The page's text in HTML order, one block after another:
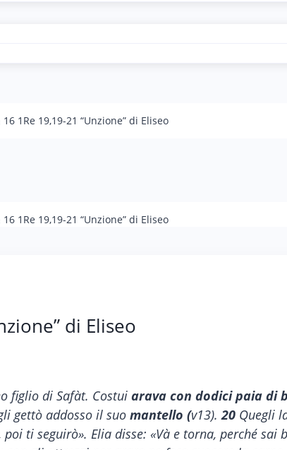
1Re 19,19-21 “Unzione” di Eliseo
1Re 19,19-21 “Unzione” di Eliseo
di Eliseo
figlio di Safàt. Costui arava con dodici paia di
gettò addosso il suo mantello (v13).20 Quegli
ti seguirò». Elia disse: «Và e torna, perché sai